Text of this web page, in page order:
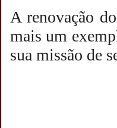
A renovação
mais um
sua missão de